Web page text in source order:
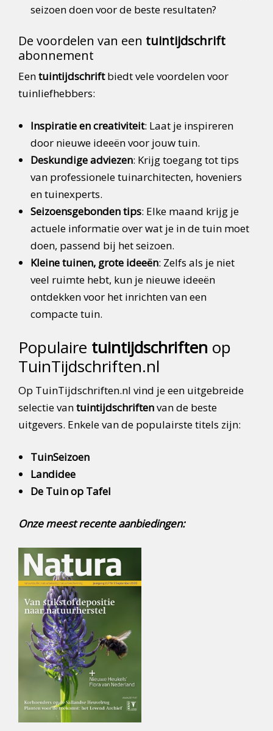
seizoen doen voor de beste resultaten?
De voordelen van een tuintijdschrift
abonnement
Eentuintijdschriftbiedt vele voordelen voor
tuinliefhebbers:
Inspiratie en creativiteit: Laat je inspireren
door nieuwe ideeën voor jouw tuin.
Deskundige adviezen: Krijg toegang tot tips
van professionele tuinarchitecten, hoveniers
en tuinexperts.
Seizoensgebonden tips: Elke maand krijg je
actuele informatie over wat je in de tuin moet
doen, passend bij het seizoen.
Kleine tuinen, grote ideeën: Zelfs als je niet
veel ruimte hebt, kun je nieuwe ideeën
ontdekken voor het inrichten van een
compacte tuin.
Populaire tuintijdschriften op
TuinTijdschriften.nl
Op TuinTijdschriften.nl vind je een uitgebreide
selectie vantuintijdschriftenvan de beste
uitgevers. Enkele van de populairste titels zijn:
TuinSeizoen
Landidee
De Tuin op Tafel
Onze meest recente aanbiedingen: